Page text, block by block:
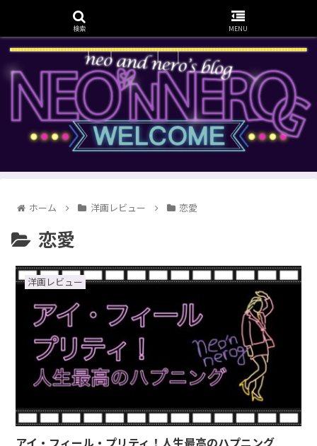
ホーム 洋画レビュー 恋愛
恋愛
洋画レビュー
アイ・フィール・プリティ！人生最高のハプニング
検索 MENU